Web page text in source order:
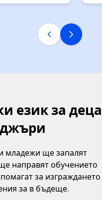
език за деца
младежи ще запалят
направят обучението
за изграждането
за в бъдеще.